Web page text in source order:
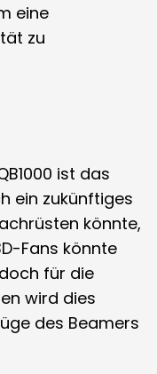
eine
zu
ist das
ein zukünftiges
könnte,
Fans könnte
für die
wird dies
des Beamers